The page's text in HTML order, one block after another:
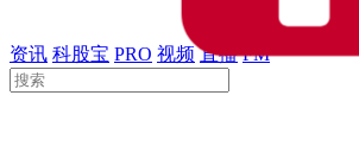
资讯 科股宝 PRO 视频 直播 FM